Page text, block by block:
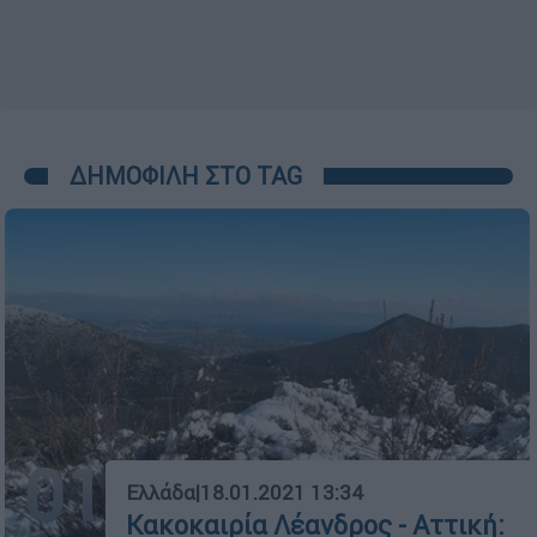
ΔΗΜΟΦΙΛΗ ΣΤΟ TAG
01 Ελλάδα|18.01.2021 13:34
Κακοκαιρία Λέανδρος - Αττική: